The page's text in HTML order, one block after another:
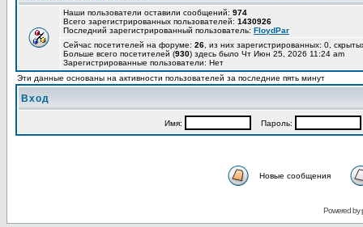
Наши пользователи оставили сообщений: 974
Всего зарегистрированных пользователей: 1430926
Последний зарегистрированный пользователь: FloydPar
Сейчас посетителей на форуме: 26 , из них зарегистрированных: 0,
Больше всего посетителей (930) здесь было Чт Июн 25, 2026 11:24 am
Зарегистрированные пользователи: Нет
Эти данные основаны на активности пользователей за последние пять минут
Вход
Имя: Пароль:
Новые сообщения
Powered by